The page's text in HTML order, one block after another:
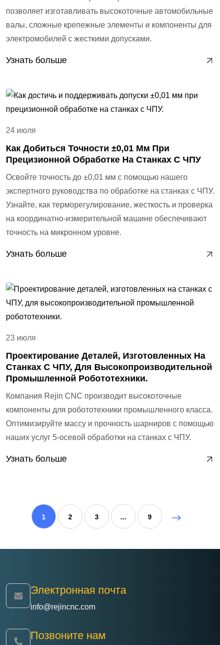
позволяет изготавливать высокоточные автомобильные
валы, сложные крепежные элементы и компоненты для
электромобилей с жесткими допусками.
Узнать больше
24 июля
Как Добиться Точности ±0,01 Мм При
Прецизионной Обработке На Станках С ЧПУ
Освойте точность до ±0,01 мм с помощью нашего
экспертного руководства по обработке на станках с ЧПУ.
Узнайте, как терморегулирование, жесткость и проверка
на координатно-измерительной машине обеспечивают
точность на микронном уровне.
Узнать больше
23 июля
Проектирование Деталей, Изготовленных На
Станках С ЧПУ, Для Высокопроизводительной
Промышленной Робототехники.
Компания Rejin CNC производит высокоточные
компоненты для робототехники промышленного класса.
Оптимизируйте массу и прочность шарниров с помощью
наших услуг 5-осевой обработки на станках с ЧПУ.
Узнать больше
1 2 3 ... 9
Электронная почта
info@rejincnc.com
Позвоните нам